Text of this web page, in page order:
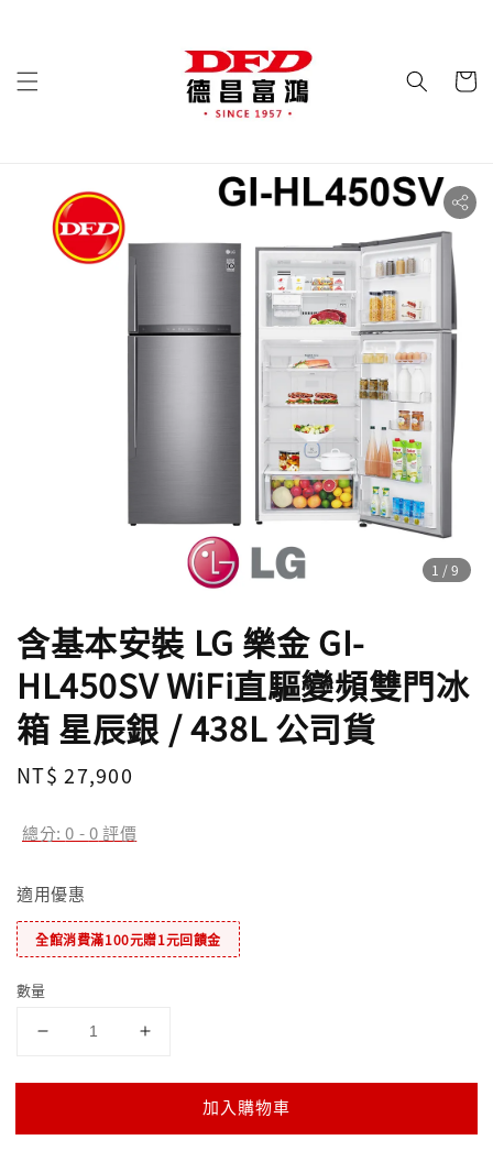
1 /9
含基本安裝 LG 樂金 GI-
HL450SV WiFi直驅變頻雙門冰
箱 星辰銀 / 438L 公司貨
Regular
NT$ 27,900
總分:0 -0評價
適用優惠
全館消費滿100元贈1元回饋金
數量
加入購物車